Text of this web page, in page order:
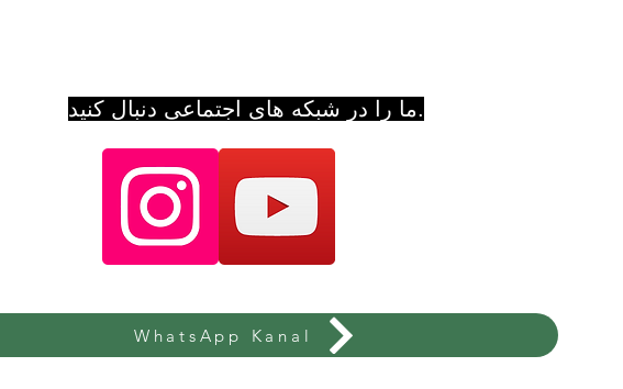
ما را در شبکه های اجتماعی دنبال کنید.
WhatsApp Kanal